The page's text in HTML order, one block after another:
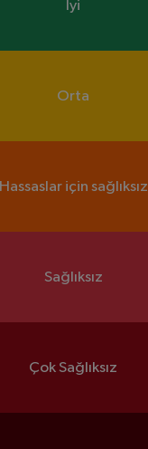
İyi
Orta
Hassaslar için sağlıksız
Sağlıksız
Çok Sağlıksız